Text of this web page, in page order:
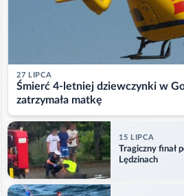
27 LIPCA
Śmierć 4-letniej dziewczynki w
zatrzymała matkę
15 LIPCA
Tragiczny finał
Lędzinach